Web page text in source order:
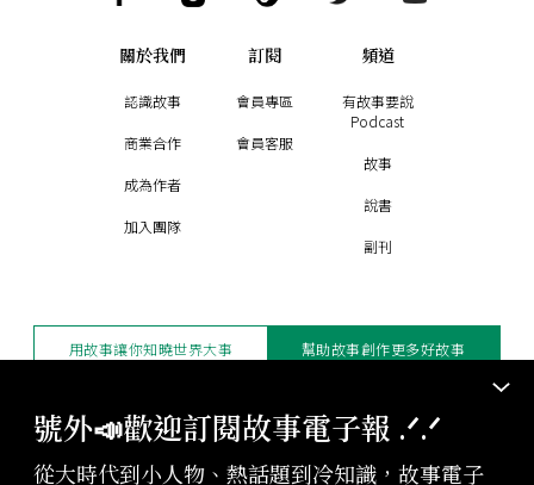
號外📣歡迎訂閱故事電子報 .ᐟ‪‪.ᐟ
從大時代到小人物、熱話題到冷知識，故事電子
關於我們
認識故事
商業合作
成為作者
加入團隊
訂閱
會員專區
會員客服
頻道
有故事要說
Podcast
故事
說書
副刊
用故事讓你知曉世界大事 幫助故事創作更多好故事